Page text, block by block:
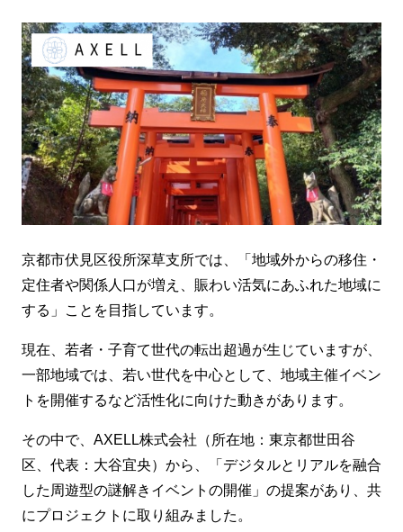
京都市伏見区役所深草支所では、「地域外からの移住・
定住者や関係人口が増え、賑わい活気にあふれた地域に
する」ことを目指しています。
現在、若者・子育て世代の転出超過が生じていますが、
一部地域では、若い世代を中心として、地域主催イベン
トを開催するなど活性化に向けた動きがあります。
その中で、AXELL株式会社（所在地：東京都世田谷
区、代表：大谷宜央）から、「デジタルとリアルを融合
した周遊型の謎解きイベントの開催」の提案があり、共
にプロジェクトに取り組みました。